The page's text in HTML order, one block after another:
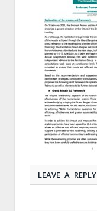
LEAVE A REPLY